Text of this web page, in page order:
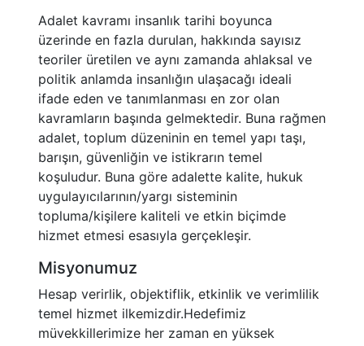
Adalet kavramı insanlık tarihi boyunca
üzerinde en fazla durulan, hakkında sayısız
teoriler üretilen ve aynı zamanda ahlaksal ve
politik anlamda insanlığın ulaşacağı ideali
ifade eden ve tanımlanması en zor olan
kavramların başında gelmektedir. Buna rağmen
adalet, toplum düzeninin en temel yapı taşı,
barışın, güvenliğin ve istikrarın temel
koşuludur. Buna göre adalette kalite, hukuk
uygulayıcılarının/yargı sisteminin
topluma/kişilere kaliteli ve etkin biçimde
hizmet etmesi esasıyla gerçekleşir.
Misyonumuz
Hesap verirlik, objektiflik, etkinlik ve verimlilik
temel hizmet ilkemizdir.Hedefimiz
müvekkillerimize her zaman en yüksek